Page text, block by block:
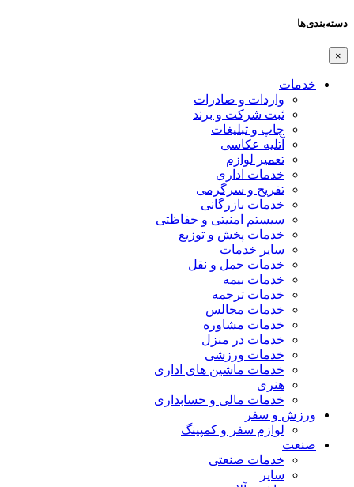
دسته‌بندی‌ها
×
خدمات
واردات و صادرات
ثبت شرکت و برند
چاپ و تبلیغات
آتلیه عکاسی
تعمیر لوازم
خدمات اداری
تفریح و سرگرمی
خدمات بازرگانی
سیستم امنیتی و حفاظتی
خدمات پخش و توزیع
سایر خدمات
خدمات حمل و نقل
خدمات بیمه
خدمات ترجمه
خدمات مجالس
خدمات مشاوره
خدمات در منزل
خدمات ورزشی
خدمات ماشین های اداری
هنری
خدمات مالی و حسابداری
ورزش و سفر
لوازم سفر و کمپینگ
صنعت
خدمات صنعتی
سایر